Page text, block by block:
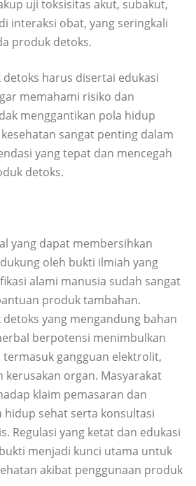
uji toksisitas akut, subakut,
interaksi obat, yang seringkali
produk detoks.
harus disertai edukasi
memahami risiko dan
menggantikan pola hidup
sangat penting dalam
yang tepat dan mencegah
detoks.
yang dapat membersihkan
oleh bukti ilmiah yang
alami manusia sudah sangat
produk tambahan.
yang mengandung bahan
berpotensi menimbulkan
termasuk gangguan elektrolit,
kerusakan organ. Masyarakat
klaim pemasaran dan
hidup sehat serta konsultasi
Regulasi yang ketat dan edukasi
menjadi kunci utama untuk
akibat penggunaan produk